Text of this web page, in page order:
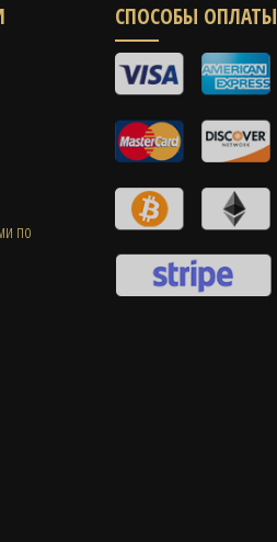
по
СПОСОБЫ ОПЛАТЫ